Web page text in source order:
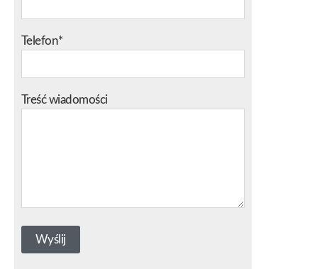
Telefon*
Treść wiadomości